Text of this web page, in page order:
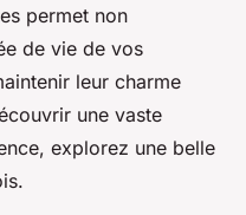
permet non
de vie de vos
leur charme
une vaste
explorez une belle